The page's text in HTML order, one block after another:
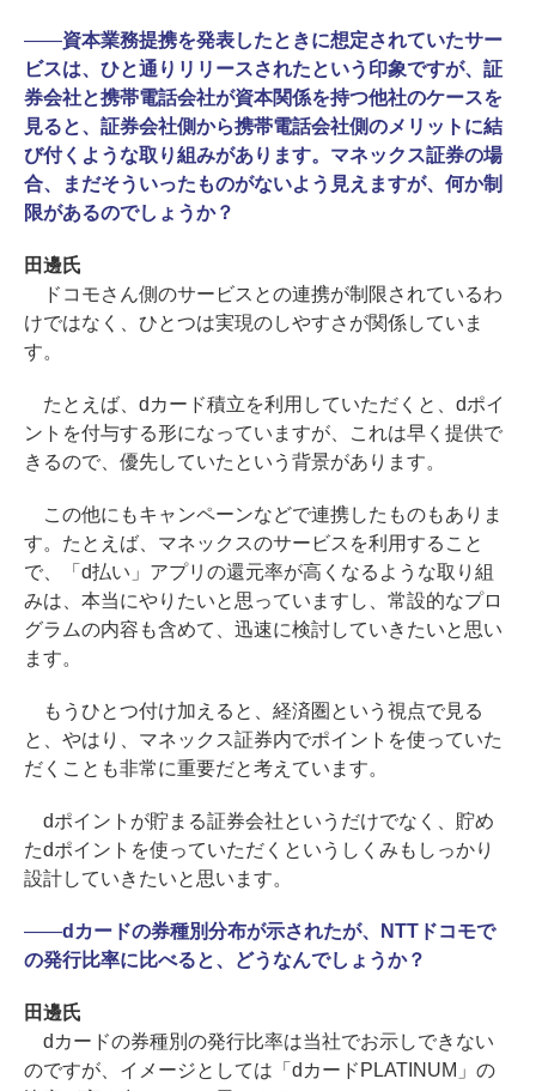
――資本業務提携を発表したときに想定されていたサー
ビスは、ひと通りリリースされたという印象ですが、証
券会社と携帯電話会社が資本関係を持つ他社のケースを
見ると、証券会社側から携帯電話会社側のメリットに結
び付くような取り組みがあります。マネックス証券の場
合、まだそういったものがないよう見えますが、何か制
限があるのでしょうか？
田邊氏
ドコモさん側のサービスとの連携が制限されているわ
けではなく、ひとつは実現のしやすさが関係していま
す。
たとえば、dカード積立を利用していただくと、dポイ
ントを付与する形になっていますが、これは早く提供で
きるので、優先していたという背景があります。
この他にもキャンペーンなどで連携したものもありま
す。たとえば、マネックスのサービスを利用すること
で、「d払い」アプリの還元率が高くなるような取り組
みは、本当にやりたいと思っていますし、常設的なプロ
グラムの内容も含めて、迅速に検討していきたいと思い
ます。
もうひとつ付け加えると、経済圏という視点で見る
と、やはり、マネックス証券内でポイントを使っていた
だくことも非常に重要だと考えています。
dポイントが貯まる証券会社というだけでなく、貯め
たdポイントを使っていただくというしくみもしっかり
設計していきたいと思います。
――dカードの券種別分布が示されたが、NTTドコモで
の発行比率に比べると、どうなんでしょうか？
田邊氏
dカードの券種別の発行比率は当社でお示しできない
のですが、イメージとしては「dカードPLATINUM」の